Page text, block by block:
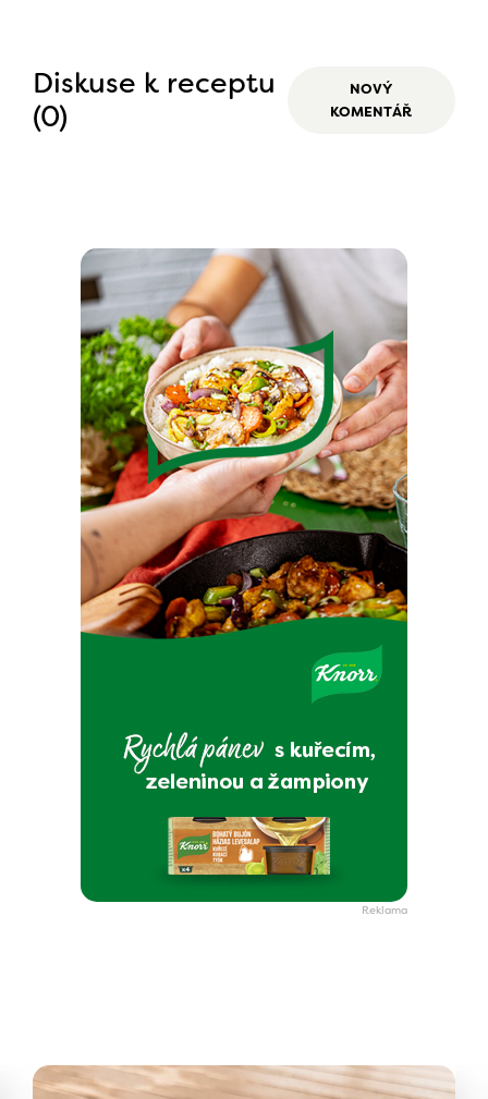
Diskuse k receptu
(0)
NOVÝ
KOMENTÁŘ